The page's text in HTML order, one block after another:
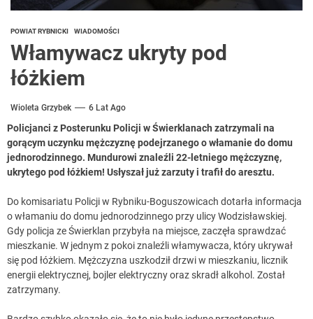
POWIAT RYBNICKI WIADOMOŚCI
Włamywacz ukryty pod
łóżkiem
Wioleta Grzybek 6 Lat Ago
Policjanci z Posterunku Policji w Świerklanach zatrzymali na
gorącym uczynku mężczyznę podejrzanego o włamanie do domu
jednorodzinnego. Mundurowi znaleźli 22-letniego mężczyznę,
ukrytego pod łóżkiem! Usłyszał już zarzuty i trafił do aresztu.
Do komisariatu Policji w Rybniku-Boguszowicach dotarła informacja
o włamaniu do domu jednorodzinnego przy ulicy Wodzisławskiej.
Gdy policja ze Świerklan przybyła na miejsce, zaczęła sprawdzać
mieszkanie. W jednym z pokoi znaleźli włamywacza, który ukrywał
się pod łóżkiem. Mężczyzna uszkodził drzwi w mieszkaniu, licznik
energii elektrycznej, bojler elektryczny oraz skradł alkohol. Został
zatrzymany.